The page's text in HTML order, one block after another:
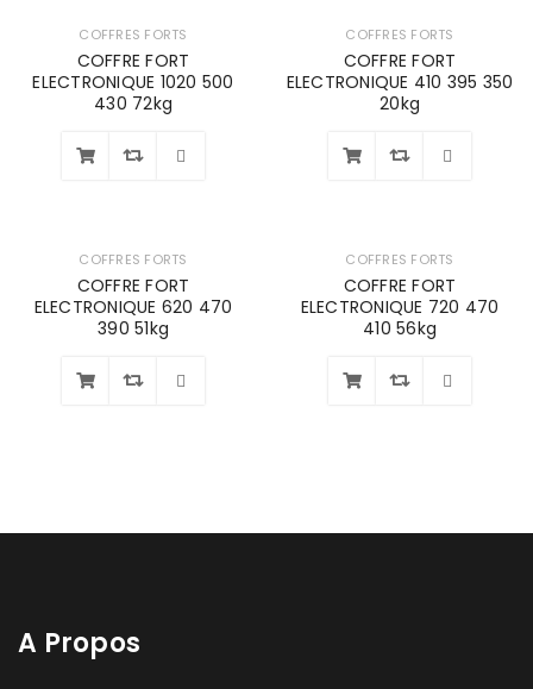
COFFRES FORTS
COFFRE FORT
ELECTRONIQUE 1020 500
430 72kg
COFFRES FORTS
COFFRE FORT
ELECTRONIQUE 410 395 350
20kg
COFFRES FORTS
COFFRE FORT
ELECTRONIQUE 620 470
390 51kg
COFFRES FORTS
COFFRE FORT
ELECTRONIQUE 720 470
410 56kg
A Propos